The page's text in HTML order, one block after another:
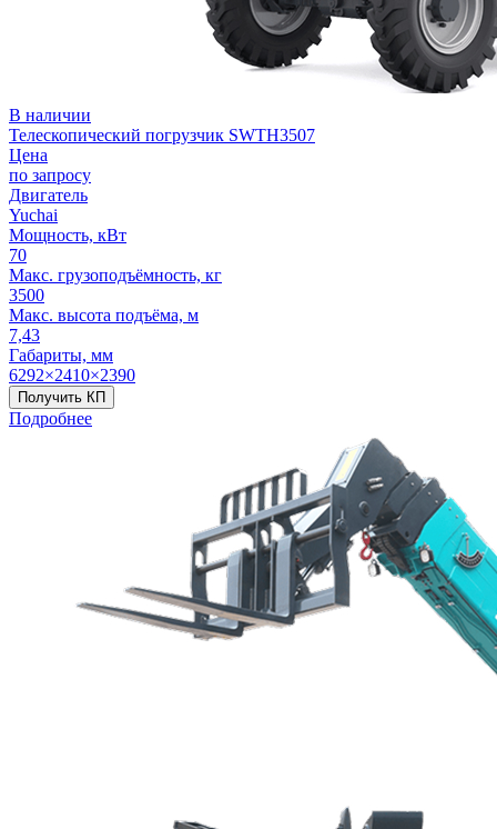
В наличии
Телескопический погрузчик SWTH3507
Цена
по запросу
Двигатель
Yuchai
Мощность, кВт
70
Макс. грузоподъёмность, кг
3500
Макс. высота подъёма, м
7,43
Габариты, мм
6292×2410×2390
Получить КП
Подробнее